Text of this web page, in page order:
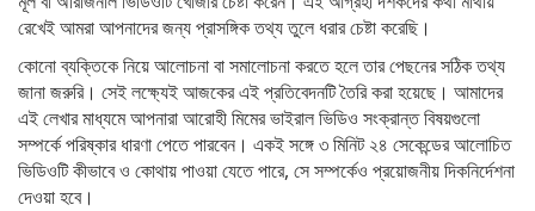
রেখেই আমরা আপনাদের জন্য প্রাসঙ্গিক তথ্য তুলে ধরার চেষ্টা করেছি।
কোনো ব্যক্তিকে নিয়ে আলোচনা বা সমালোচনা করতে হলে তার পেছনের সঠিক তথ্য
জানা জরুরি। সেই লক্ষ্যেই আজকের এই প্রতিবেদনটি তৈরি করা হয়েছে। আমাদের
এই লেখার মাধ্যমে আপনারা আরোহী মিমের ভাইরাল ভিডিও সংক্রান্ত বিষয়গুলো
সম্পর্কে পরিষ্কার ধারণা পেতে পারবেন। একই সঙ্গে ৩ মিনিট ২৪ সেকেন্ডের আলোচিত
ভিডিওটি কীভাবে ও কোথায় পাওয়া যেতে পারে, সে সম্পর্কেও প্রয়োজনীয় দিকনির্দেশনা
দেওয়া হবে।